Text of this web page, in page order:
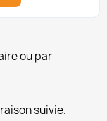
ou par
suivie.